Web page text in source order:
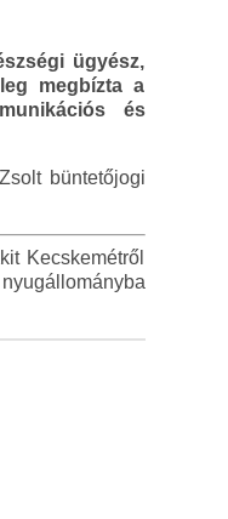
ügyész,
megbízta a
és
büntetőjogi
Kecskemétről